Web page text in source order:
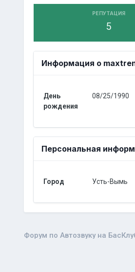
РЕПУТАЦИЯ
5
Информация о
День
рождения
08/25/1990
Персональная
Город Усть-Вымь
Форум по Автозвуку на